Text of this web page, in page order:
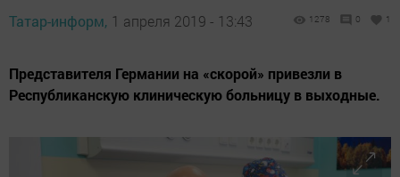
Татар-информ, 1 апреля 2019 - 13:43 1278 0 1
Представителя Германии на «скорой» привезли в
Республиканскую клиническую больницу в выходные.